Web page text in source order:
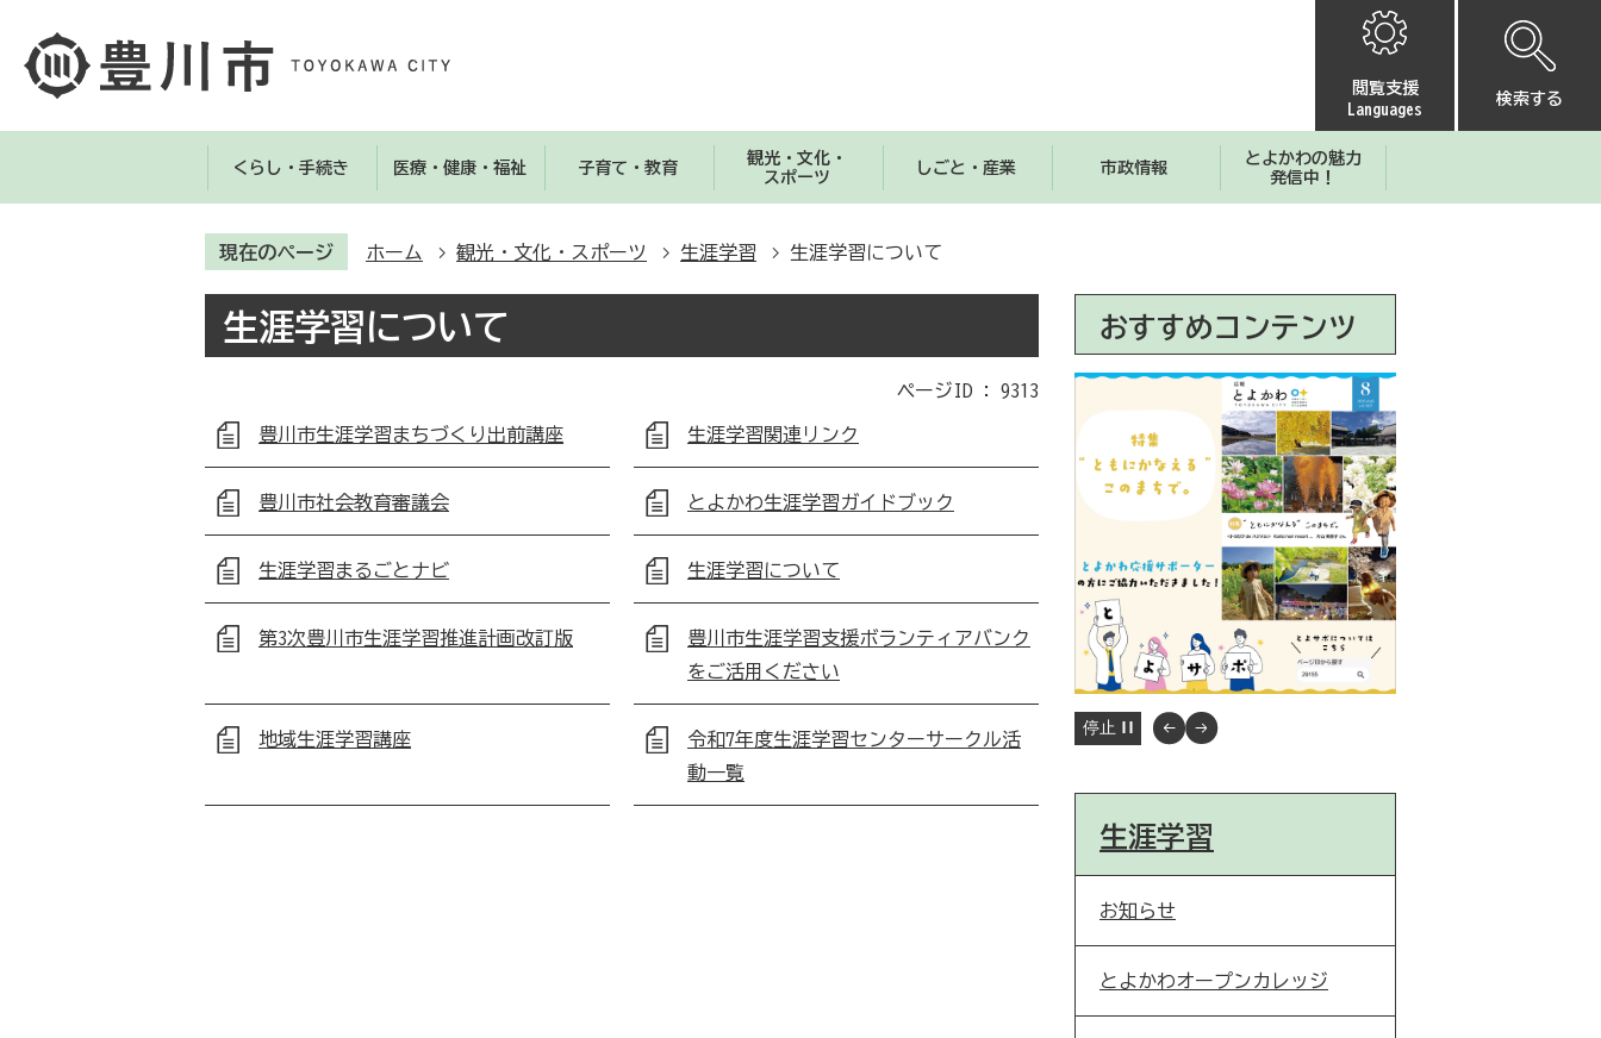
閲覧支援
Languages
検索する
くらし・手続き 医療・健康・福祉 子育て・教育
観光・文化・
スポーツ
しごと・産業 市政情報
とよかわの魅力
発信中！
現在のページ ホーム 観光・文化・スポーツ 生涯学習 生涯学習について
生涯学習について
ページID : 9313
豊川市生涯学習まちづくり出前講座 生涯学習関連リンク
豊川市社会教育審議会 とよかわ生涯学習ガイドブック
生涯学習まるごとナビ 生涯学習について
第3次豊川市生涯学習推進計画改訂版
豊川市生涯学習支援ボランティアバンク
をご活用ください
地域生涯学習講座
令和7年度生涯学習センターサークル活
動一覧
おすすめコンテンツ
停止
生涯学習
お知らせ
とよかわオープンカレッジ